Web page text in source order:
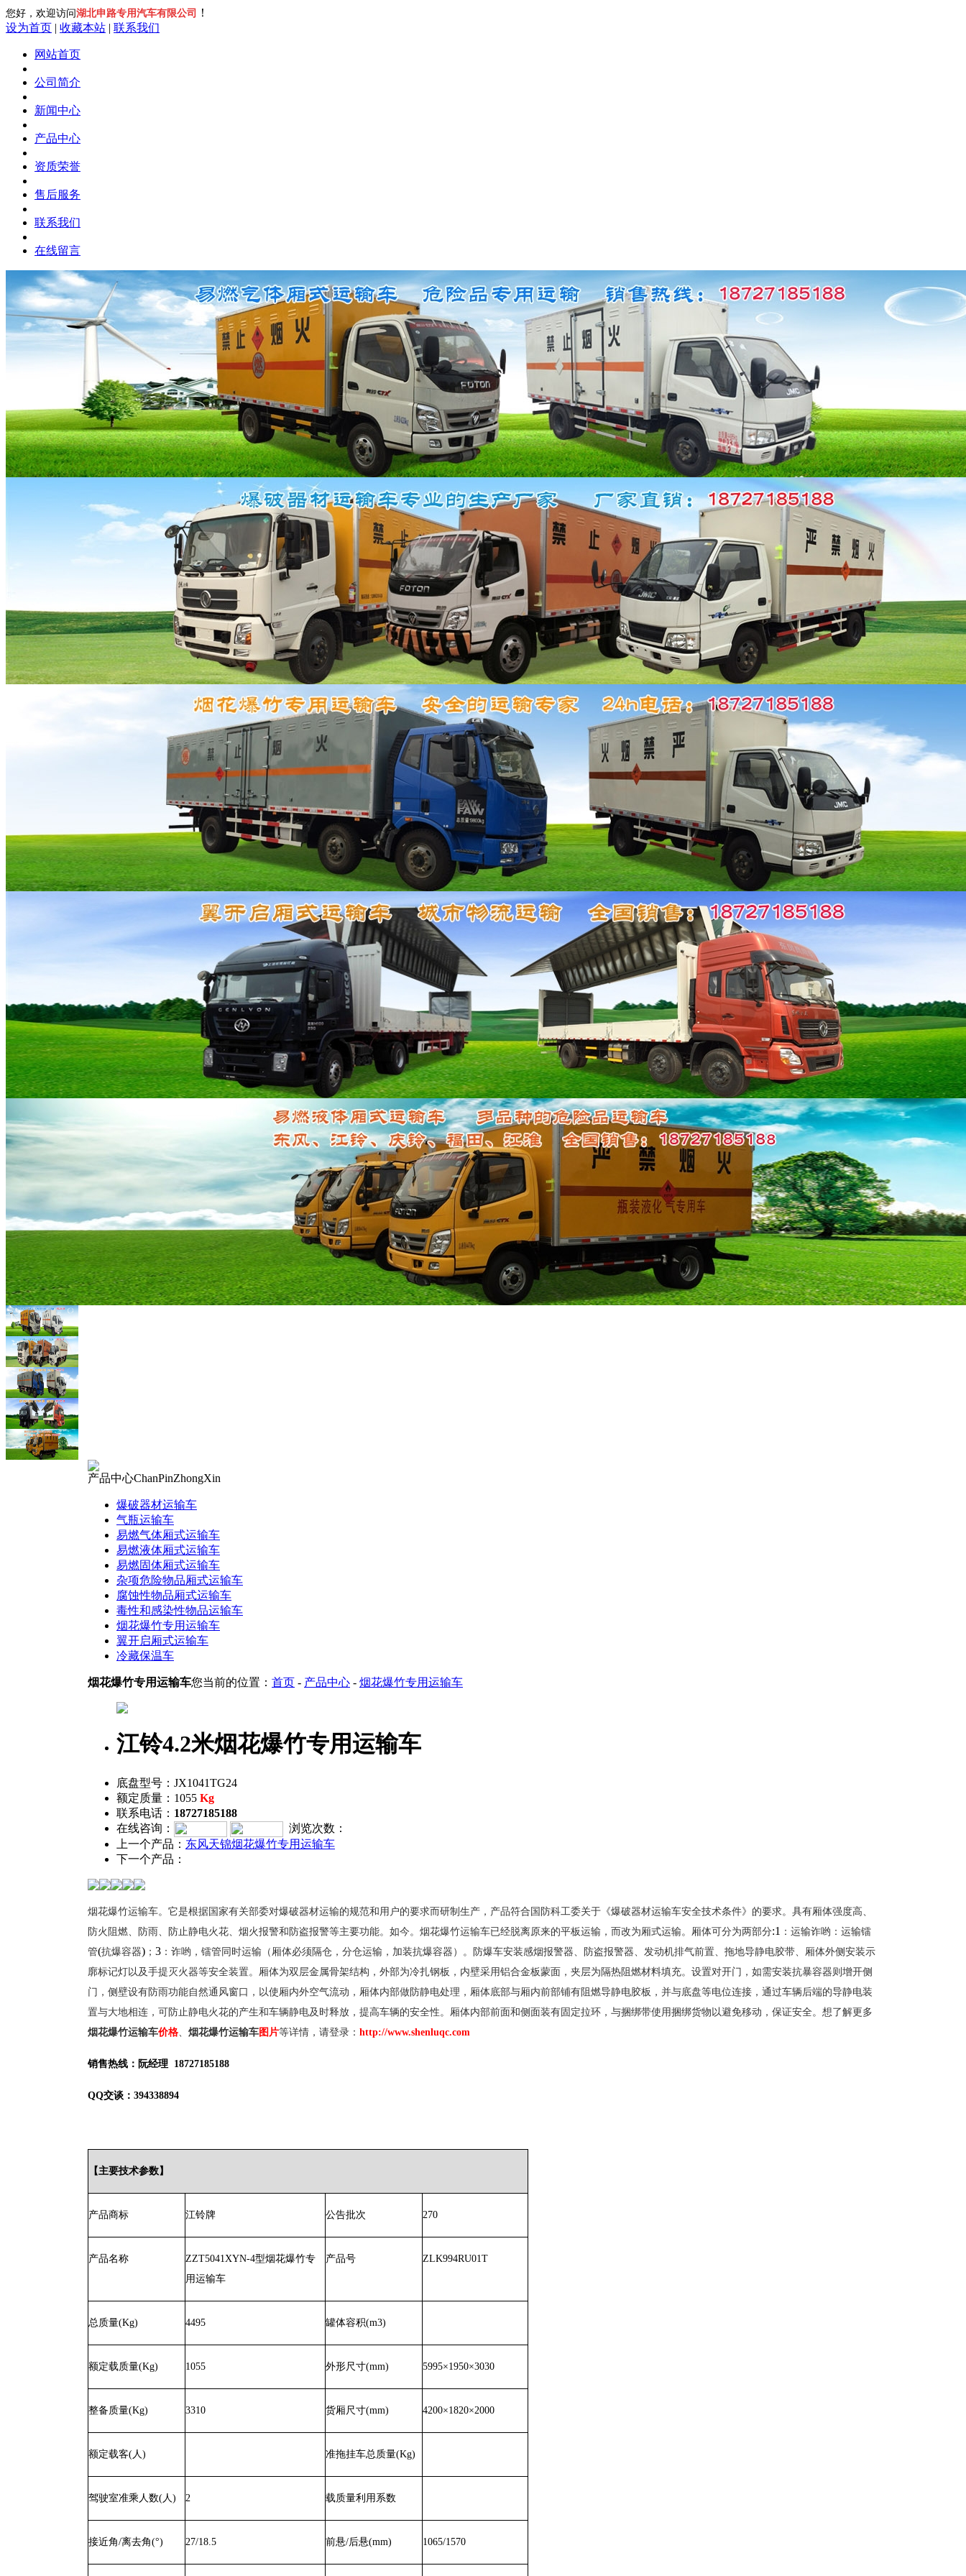
您好，欢迎访问湖北申路专用汽车有限公司
！
设为首页 | 收藏本站 | 联系我们
网站首页
公司简介
新闻中心
产品中心
资质荣誉
售后服务
联系我们
在线留言
产品中心ChanPinZhongXin
爆破器材运输车
气瓶运输车
易燃气体厢式运输车
易燃液体厢式运输车
易燃固体厢式运输车
杂项危险物品厢式运输车
腐蚀性物品厢式运输车
毒性和感染性物品运输车
烟花爆竹专用运输车
翼开启厢式运输车
冷藏保温车
烟花爆竹专用运输车您当前的位置： 首页 - 产品中心 - 烟花爆竹专用运输车
江铃4.2米烟花爆竹专用运输车
底盘型号：JX1041TG24
额定质量：1055 Kg
联系电话： 18727185188
在线咨询：
浏览次数：
上一个产品： 东风天锦烟花爆竹专用运输车
下一个产品：
烟花爆竹运输车。它是根据国家有关部委对爆破器材运输的规范和用户的要求而研制生产，产品符合国防科工委关于《爆破器材运输车安全技术条件》的要求。具有厢体强度高、
防火阻燃、防雨、防止静电火花、烟火报警和防盗报警等主要功能。如今。 烟花爆竹运输车已经脱离原来的平板运输，而改为厢式运输。厢体可分为两部分:1 ：运输诈哟：运输镭
管(抗爆容器) ； 3 ：诈哟，镭管同时运输（厢体必须隔仓，分仓运输，加装抗爆容器）。防爆车安装感烟报警器、防盗报警器、发动机排气前置、拖地导静电胶带、厢体外侧安装示
廓标记灯以及手提灭火器等安全装置。厢体为双层金属骨架结构，外部为冷扎钢板，内壁采用铝合金板蒙面，夹层为隔热阻燃材料填充。设置对开门，如需安装抗暴容器则增开侧
门，侧壁设有防雨功能自然通风窗口，以使厢内外空气流动，厢体内部做防静电处理，厢体底部与厢内前部铺有阻燃导静电胶板，并与底盘等电位连接，通过车辆后端的导静电装
置与大地相连，可防止静电火花的产生和车辆静电及时释放，提高车辆的安全性。厢体内部前面和侧面装有固定拉环，与捆绑带使用捆绑货物以避免移动，保证安全。想了解更多
烟花爆竹运输车价格、 烟花爆竹运输车图片等详情，请登录： http://www.shenluqc.com
销售热线：阮经理 18727185188
QQ交谈： 394338894
【主要技术参数】
产品商标 江铃牌 公告批次 270
产品名称 ZZT5041XYN-4型烟花爆竹专
用运输车
产品号 ZLK994RU01T
总质量(Kg) 4495 罐体容积(m3)
额定载质量(Kg) 1055 外形尺寸(mm) 5995×1950×3030
整备质量(Kg) 3310 货厢尺寸(mm) 4200×1820×2000
额定载客(人) 准拖挂车总质量(Kg)
驾驶室准乘人数(人) 2 载质量利用系数
接近角/离去角(°) 27/18.5 前悬/后悬(mm) 1065/1570